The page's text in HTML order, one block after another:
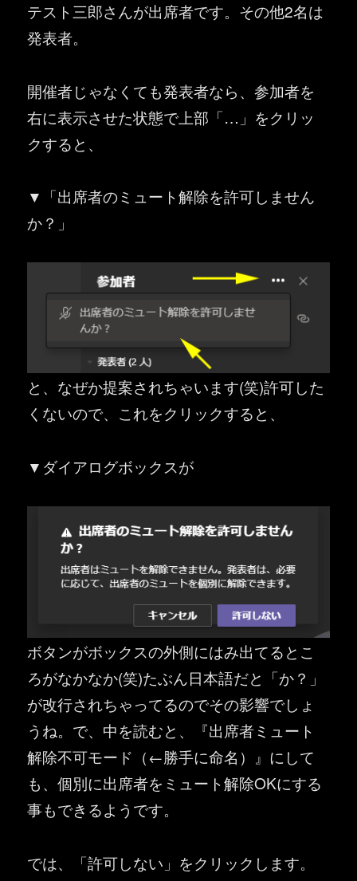
テスト三郎さんが出席者です。その他2名は
発表者。
開催者じゃなくても発表者なら、参加者を
右に表示させた状態で上部「…」をクリッ
クすると、
▼「出席者のミュート解除を許可しません
か？」
と、なぜか提案されちゃいます(笑)許可した
くないので、これをクリックすると、
▼ダイアログボックスが
ボタンがボックスの外側にはみ出てるとこ
ろがなかなか(笑)たぶん日本語だと「か？」
が改行されちゃってるのでその影響でしょ
うね。で、中を読むと、『出席者ミュート
解除不可モード（←勝手に命名）』にして
も、個別に出席者をミュート解除OKにする
事もできるようです。
では、「許可しない」をクリックします。